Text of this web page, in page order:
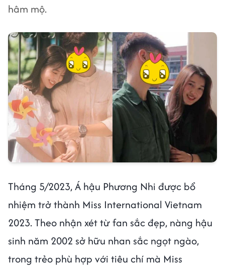
hâm mộ.
Tháng 5/2023, Á hậu Phương Nhi được bổ
nhiệm trở thành Miss International Vietnam
2023. Theo nhận xét từ fan sắc đẹp, nàng hậu
sinh năm 2002 sở hữu nhan sắc ngọt ngào,
trong trẻo phù hợp với tiêu chí mà Miss